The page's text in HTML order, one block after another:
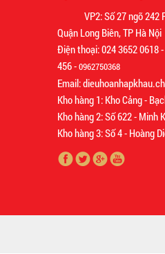
VP2: Số 27 ngõ 242
Quận Long Biên, TP Hà Nội
Điện thoại: 024 3652 0618
456 -0962750368
Email:
Kho hàng 1: Kho Cảng -
Kho hàng 2: Số 622 - Minh
Kho hàng 3: Số 4 - Hoàng